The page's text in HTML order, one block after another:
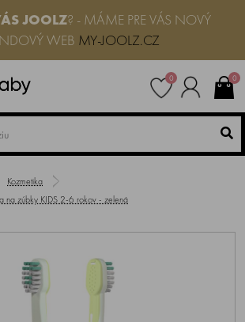
JOOLZ? - MÁME PRE VÁS NOVÝ
WEB MY-JOOLZ.CZ
0 0
Kozmetika
na zúbky KIDS 2-6 rokov - zelená